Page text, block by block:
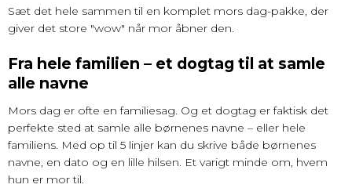
Sæt det hele sammen til en komplet mors dag-pakke, der
giver det store "wow" når mor åbner den.
Fra hele familien – et dogtag til at samle
alle navne
Mors dag er ofte en familiesag. Og et dogtag er faktisk det
perfekte sted at samle alle børnenes navne – eller hele
familiens. Med op til 5 linjer kan du skrive både børnenes
navne, en dato og en lille hilsen. Et varigt minde om, hvem
hun er mor til.